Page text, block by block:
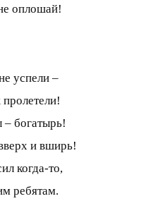
оплошай!
успели –
– богатырь!
и вширь!
когда-то,
ребятам.